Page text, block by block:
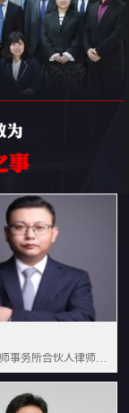
北京万典律师事务所合伙人律师土地房产专业资深律师